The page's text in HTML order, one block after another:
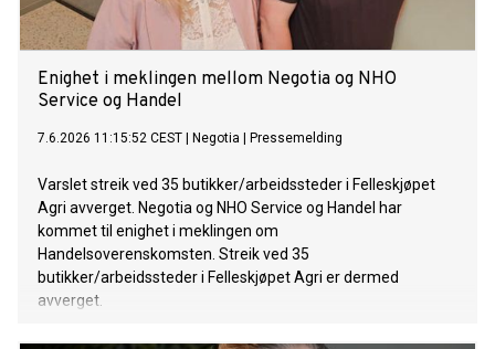
Enighet i meklingen mellom Negotia og NHO
Service og Handel
7.6.2026 11:15:52 CEST Negotia Pressemelding
Varslet streik ved 35 butikker/arbeidssteder i Felleskjøpet
Agri avverget. Negotia og NHO Service og Handel har
kommet til enighet i meklingen om
Handelsoverenskomsten. Streik ved 35
butikker/arbeidssteder i Felleskjøpet Agri er dermed
avverget.